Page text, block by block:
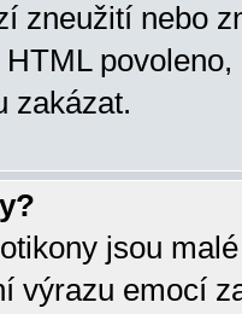
zneužití nebo
zakázat.
jsou
výrazu emocí